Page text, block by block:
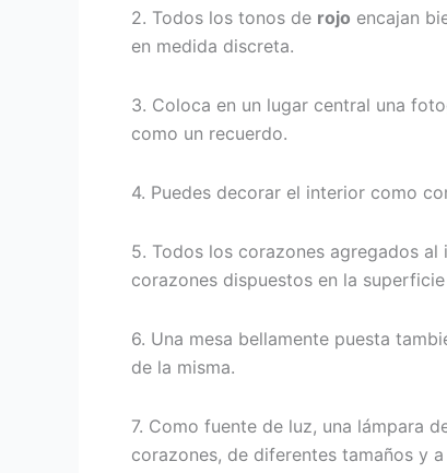
2. Todos los tonos de rojo encajan
en medida discreta.
3. Coloca en un lugar central una
como un recuerdo.
4. Puedes decorar el interior como
5. Todos los corazones agregados
corazones dispuestos en la
6. Una mesa bellamente puesta
de la misma.
7. Como fuente de luz, una lámpara
corazones, de diferentes tamaños y